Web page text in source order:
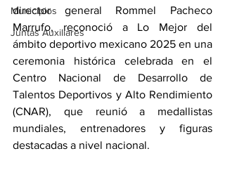
Municipios
Juntas Auxiliares
director general Rommel Pacheco
Marrufo, reconoció a Lo Mejor del
ámbito deportivo mexicano 2025 en una
ceremonia histórica celebrada en el
Centro Nacional de Desarrollo de
Talentos Deportivos y Alto Rendimiento
(CNAR), que reunió a medallistas
mundiales, entrenadores y figuras
destacadas a nivel nacional.